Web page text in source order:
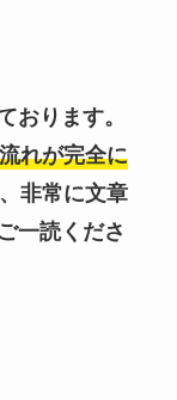
おります。
れが完全に
非常に文章
一読くださ